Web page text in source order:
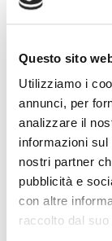
Questo sito
Utilizziamo i
annunci, per
analizzare il
informazioni
nostri partner
pubblicità e
con altre
raccolto dal
Recent Posts
IL DDL
CONTI
APERTURA
POSSIBILE
ANCHE PER